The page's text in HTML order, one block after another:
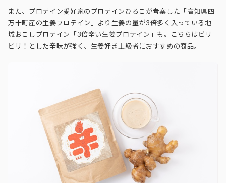
また、プロテイン愛好家のプロテインひろこが考案した 「高知県四
万十町産の生姜プロテイン」より生姜の量が3倍多く入っている地
域おこしプロテイン「3倍辛い生姜プロテイン」も。こちらはビリ
ビリ！とした辛味が強く、生姜好き上級者におすすめの商品。